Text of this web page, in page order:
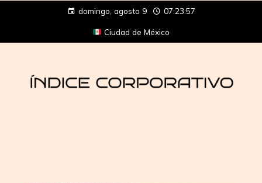
domingo, agosto 9 07:23:57
Ciudad de México